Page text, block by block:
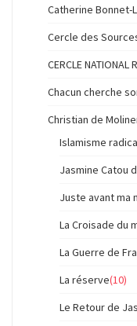
Catherine Bonnet-
Cercle des
CERCLE NATIONAL
Chacun cherche
Christian de
Islamisme
Jasmine Catou
Juste avant ma
La Croisade du
La Guerre de
La réserve(10)
Le Retour de